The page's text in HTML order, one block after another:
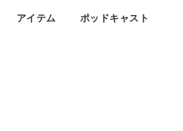
アイテム ポッドキャスト